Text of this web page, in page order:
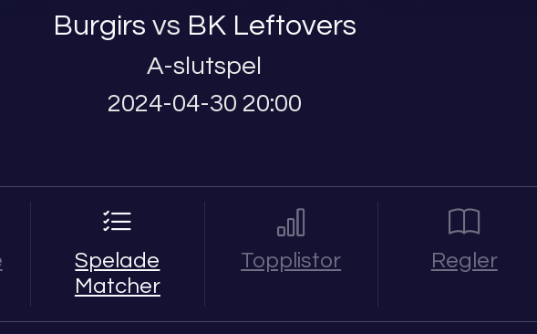
Burgirs vs BK Leftovers
A-slutspel
2024-04-30 20:00
Spelade
Matcher
Topplistor Regler